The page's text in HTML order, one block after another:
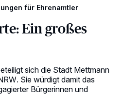
für Ehrenamtler
Ein großes
sich die Stadt Mettmann
Sie würdigt damit das
Bürgerinnen und